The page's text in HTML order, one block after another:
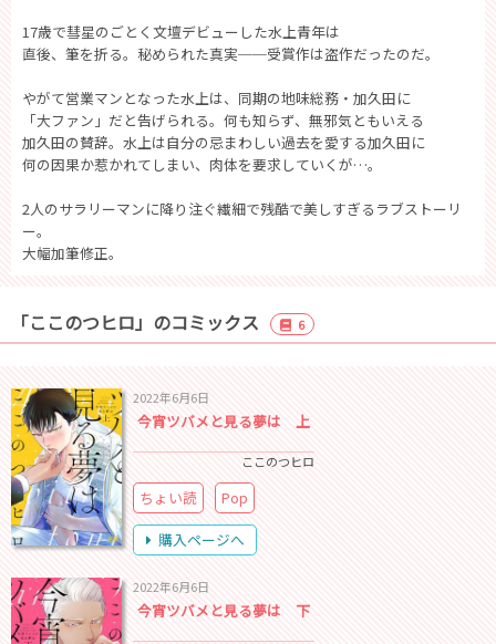
17歳で彗星のごとく文壇デビューした水上青年は
直後、筆を折る。秘められた真実──受賞作は盗作だったのだ。
やがて営業マンとなった水上は、同期の地味総務・加久田に
「大ファン」だと告げられる。何も知らず、無邪気ともいえる
加久田の賛辞。水上は自分の忌まわしい過去を愛する加久田に
何の因果か惹かれてしまい、肉体を要求していくが…。
2人のサラリーマンに降り注ぐ繊細で残酷で美しすぎるラブストーリ
ー。
大幅加筆修正。
「ここのつヒロ」のコミックス 6
2022年6月6日
今宵ツバメと見る夢は 上
ここのつヒロ
ちょい読
Pop
購入ページへ
2022年6月6日
今宵ツバメと見る夢は 下